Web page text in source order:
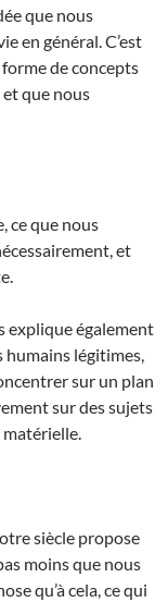
que nous
en général. C’est
de concepts
que nous
ce que nous
et
explique également
légitimes,
sur un plan
sur des sujets
siècle propose
moins que nous
qu’à cela, ce qui